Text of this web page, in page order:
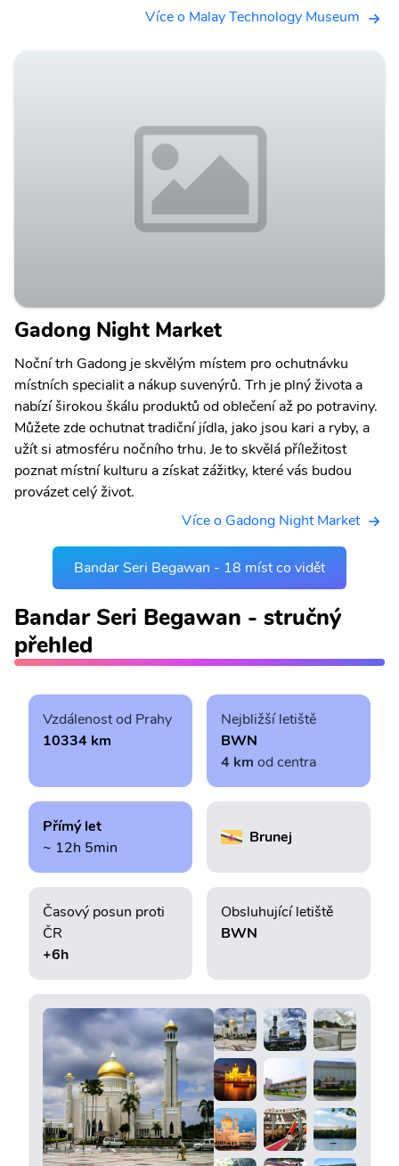
Více o Malay Technology Museum
Gadong Night Market
Noční trh Gadong je skvělým místem pro ochutnávku
místních specialit a nákup suvenýrů. Trh je plný života a
nabízí širokou škálu produktů od oblečení až po potraviny.
Můžete zde ochutnat tradiční jídla, jako jsou kari a ryby, a
užít si atmosféru nočního trhu. Je to skvělá příležitost
poznat místní kulturu a získat zážitky, které vás budou
provázet celý život.
Více o Gadong Night Market
Bandar Seri Begawan - 18 míst co vidět
Bandar Seri Begawan - stručný
přehled
Vzdálenost od Prahy
10334 km
Nejbližší letiště
BWN
4 km od centra
Přímý let
~ 12h 5min
Brunej
Časový posun proti
ČR
+6h
Obsluhující letiště
BWN